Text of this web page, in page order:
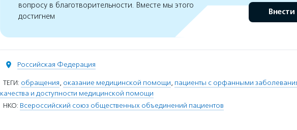
вопросу в благотворительности. Вместе мы этого
достигнем
Внести
Российская Федерация
ТЕГИ: обращения, оказание медицинской помощи, пациенты с орфанными
качества и доступности медицинской помощи
НКО: Всероссийский союз общественных объединений пациентов